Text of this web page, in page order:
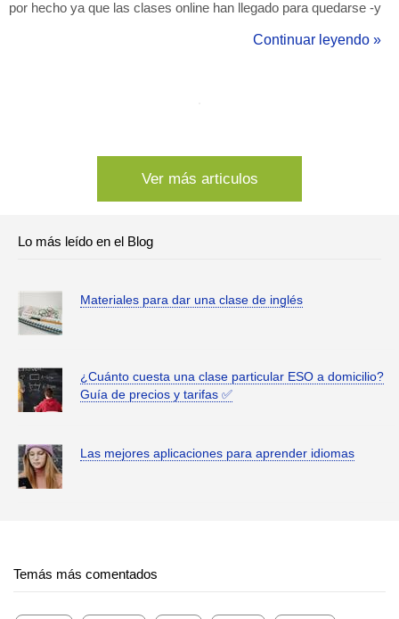
por hecho ya que las clases online han llegado para quedarse -y
sucumbir a los encantos de la modalidad online y para ello debes
Continuar leyendo »
Ver más articulos
Lo más leído en el Blog
Materiales para dar una clase de inglés
¿Cuánto cuesta una clase particular ESO a domicilio?
Guía de precios y tarifas ✅
Las mejores aplicaciones para aprender idiomas
Temás más comentados